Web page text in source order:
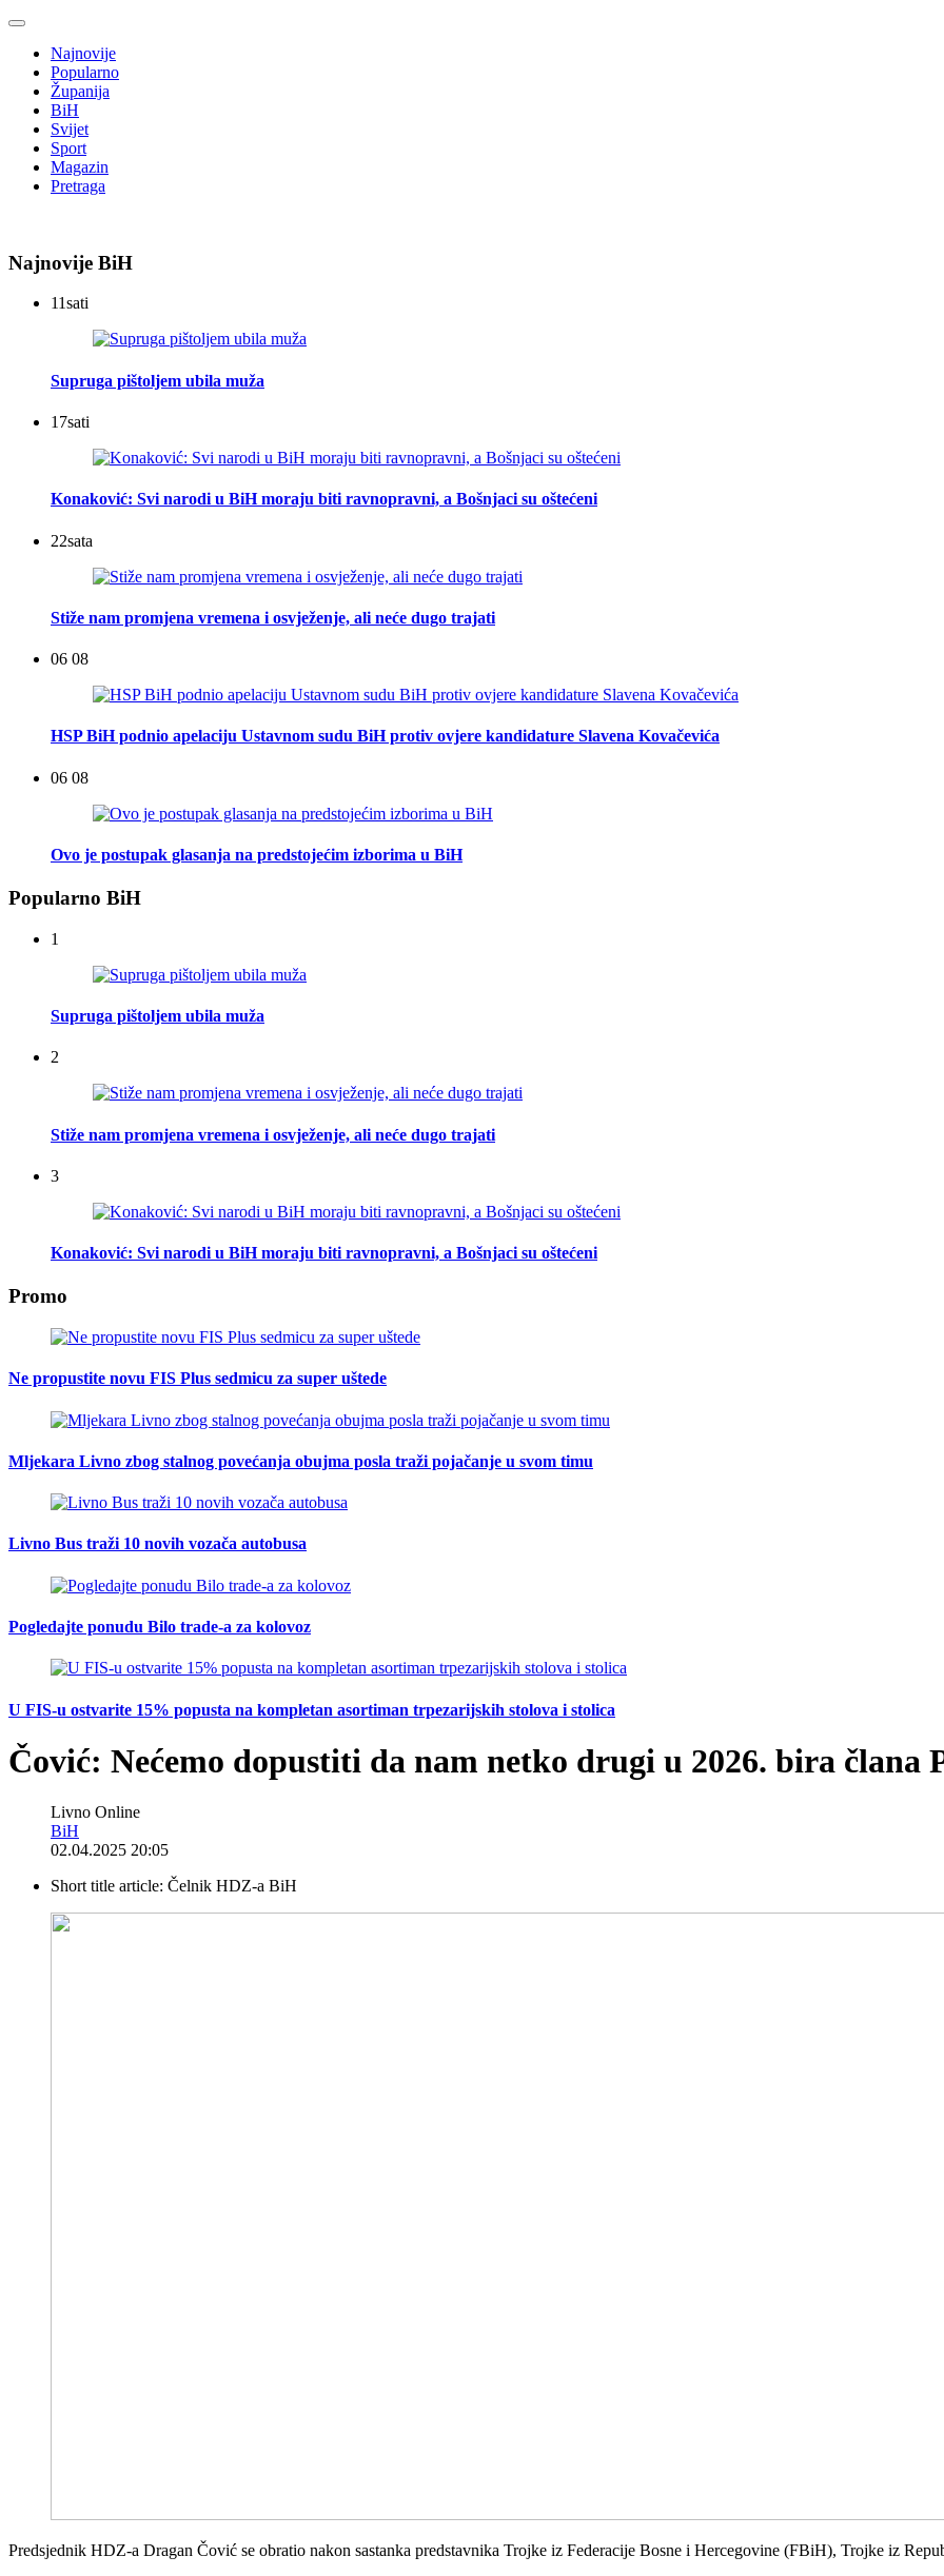
Najnovije
Popularno
Županija
BiH
Svijet
Sport
Magazin
Pretraga
Najnovije BiH
11sati
Supruga pištoljem ubila muža
17sati
Konaković: Svi narodi u BiH moraju biti ravnopravni, a Bošnjaci su oštećeni
22sata
Stiže nam promjena vremena i osvježenje, ali neće dugo trajati
06 08
HSP BiH podnio apelaciju Ustavnom sudu BiH protiv ovjere kandidature Slavena Kovačevića
06 08
Ovo je postupak glasanja na predstojećim izborima u BiH
Popularno BiH
1
Supruga pištoljem ubila muža
2
Stiže nam promjena vremena i osvježenje, ali neće dugo trajati
3
Konaković: Svi narodi u BiH moraju biti ravnopravni, a Bošnjaci su oštećeni
Promo
Ne propustite novu FIS Plus sedmicu za super uštede
Mljekara Livno zbog stalnog povećanja obujma posla traži pojačanje u svom timu
Livno Bus traži 10 novih vozača autobusa
Pogledajte ponudu Bilo trade-a za kolovoz
U FIS-u ostvarite 15% popusta na kompletan asortiman trpezarijskih stolova i stolica
Čović: Nećemo dopustiti da nam netko drugi u 2026. bira člana
Livno Online
BiH
02.04.2025 20:05
Short title article: Čelnik HDZ-a BiH
Predsjednik HDZ-a Dragan Čović se obratio nakon sastanka predstavnika Trojke iz Federacije Bosne i Hercegovine (FBiH), Trojke iz